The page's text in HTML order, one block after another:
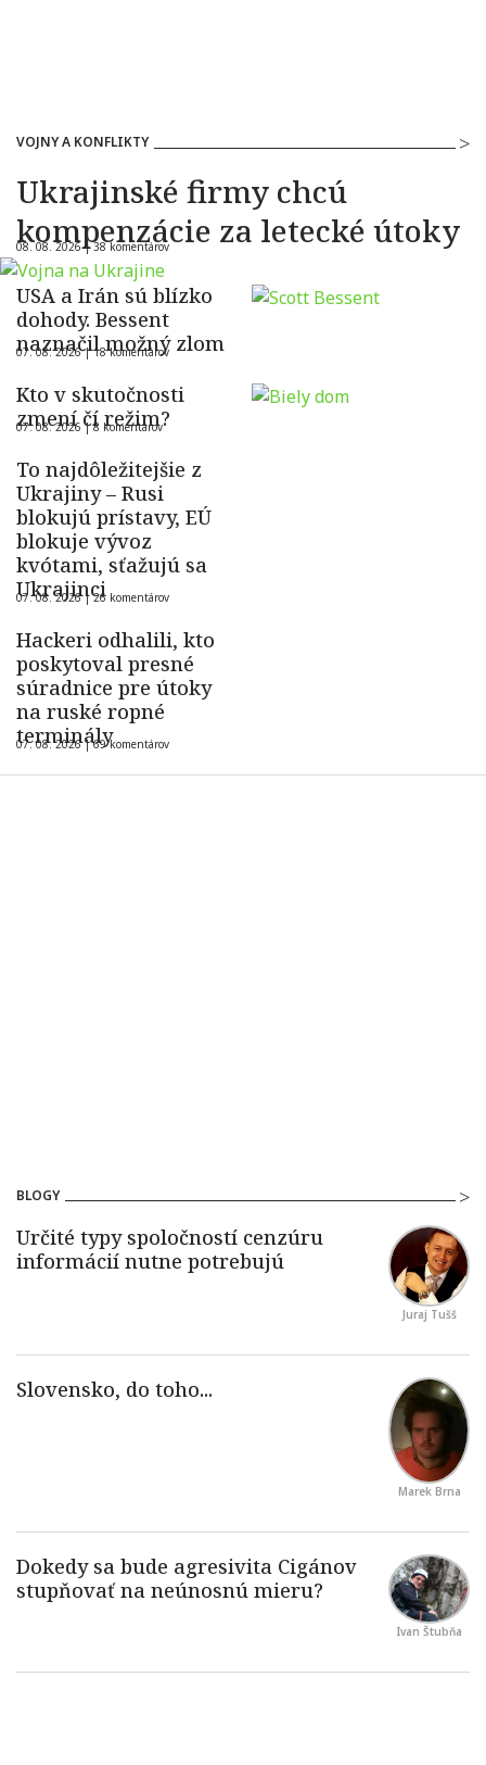
VOJNY A KONFLIKTY
Ukrajinské firmy chcú
kompenzácie za letecké útoky
08. 08. 2026 |38 komentárov
USA a Irán sú blízko
dohody. Bessent
naznačil možný zlom
07. 08. 2026 |18 komentárov
Kto v skutočnosti
zmení čí režim?
07. 08. 2026 |8 komentárov
To najdôležitejšie z
Ukrajiny – Rusi
blokujú prístavy, EÚ
blokuje vývoz
kvótami, sťažujú sa
Ukrajinci
07. 08. 2026 |26 komentárov
Hackeri odhalili, kto
poskytoval presné
súradnice pre útoky
na ruské ropné
terminály
07. 08. 2026 |69 komentárov
BLOGY
Juraj Tušš
Marek Brna
Ivan Štubňa